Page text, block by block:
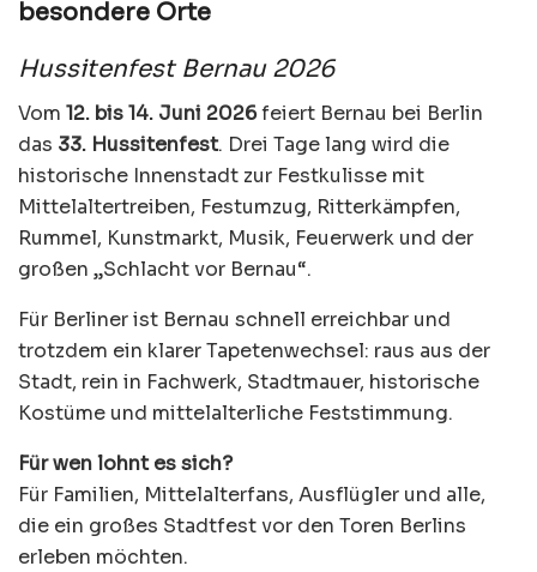
besondere Orte
Hussitenfest Bernau 2026
Vom 12. bis 14. Juni 2026feiert Bernau bei Berlin
das 33. Hussitenfest. Drei Tage lang wird die
historische Innenstadt zur Festkulisse mit
Mittelaltertreiben, Festumzug, Ritterkämpfen,
Rummel, Kunstmarkt, Musik, Feuerwerk und der
großen „Schlacht vor Bernau“.
Für Berliner ist Bernau schnell erreichbar und
trotzdem ein klarer Tapetenwechsel: raus aus der
Stadt, rein in Fachwerk, Stadtmauer, historische
Kostüme und mittelalterliche Feststimmung.
Für wen lohnt es sich?
Für Familien, Mittelalterfans, Ausflügler und alle,
die ein großes Stadtfest vor den Toren Berlins
erleben möchten.